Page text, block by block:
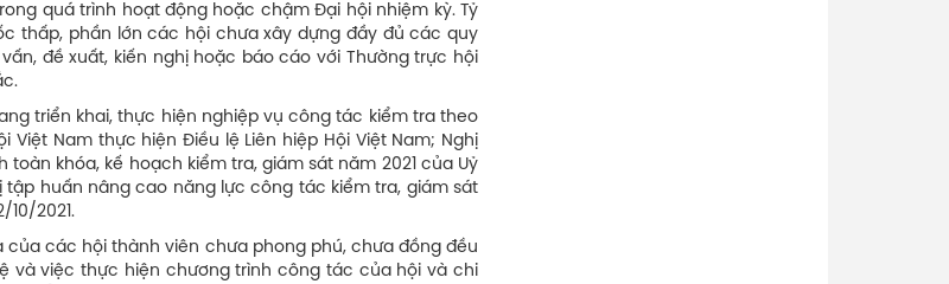
quá trình hoạt động hoặc chậm Đại hội nhiệm kỳ. Tỷ
thấp, phần lớn các hội chưa xây dựng đầy đủ các quy
đề xuất, kiến nghị hoặc báo cáo với Thường trực hội
triển khai, thực hiện nghiệp vụ công tác kiểm tra theo
Việt Nam thực hiện Điều lệ Liên hiệp Hội Việt Nam; Nghị
khóa, kế hoạch kiểm tra, giám sát năm 2021 của Uỷ
tập huấn nâng cao năng lực công tác kiểm tra, giám sát
10/2021.
của các hội thành viên chưa phong phú, chưa đồng đều
và việc thực hiện chương trình công tác của hội và chi